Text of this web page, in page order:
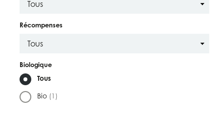
Récompenses
Biologique
Tous
Bio (1)